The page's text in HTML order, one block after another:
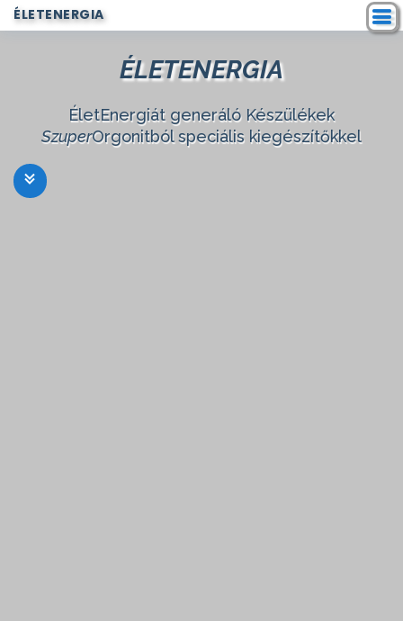
ÉLETENERGIA
ÉLETENERGIA
ÉletEnergiát generáló Készülékek
SzuperOrgonitból speciális kiegészítőkkel